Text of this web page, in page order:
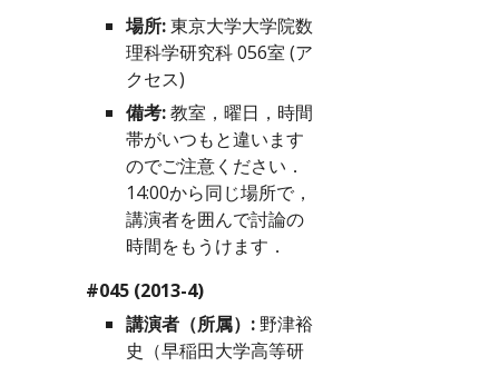
場所: 東京大学大学院数
理科学研究科 056室 (ア
クセス)
備考: 教室，曜日，時間
帯がいつもと違います
のでご注意ください．
14:00から同じ場所で，
講演者を囲んで討論の
時間をもうけます．
#045 (2013-4)
講演者（所属）: 野津裕
史（早稲田大学高等研